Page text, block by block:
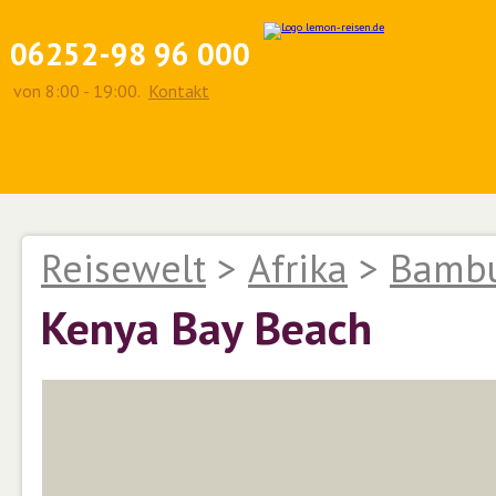
06252-98 96 000
von 8:00 - 19:00. Kontakt
Reisewelt > Afrika >
Kenya Bay Beach